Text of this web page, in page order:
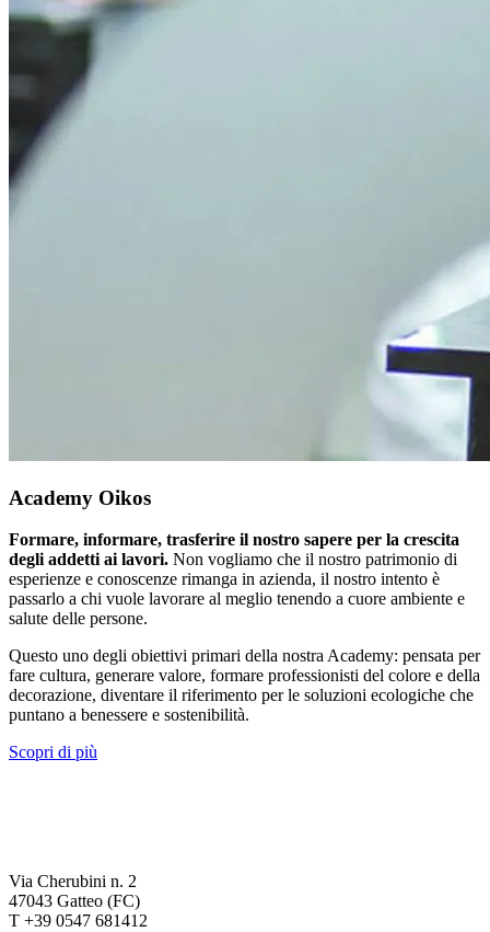
Academy Oikos
Formare, informare, trasferire il nostro sapere per la crescita
degli addetti ai lavori. Non vogliamo che il nostro patrimonio di
esperienze e conoscenze rimanga in azienda, il nostro intento è
passarlo a chi vuole lavorare al meglio tenendo a cuore ambiente e
salute delle persone.
Questo uno degli obiettivi primari della nostra Academy: pensata per
fare cultura, generare valore, formare professionisti del colore e della
decorazione, diventare il riferimento per le soluzioni ecologiche che
puntano a benessere e sostenibilità.
Scopri di più
Via Cherubini n. 2
47043 Gatteo (FC)
T +39 0547 681412